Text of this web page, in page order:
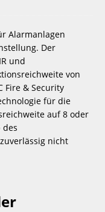
Alarmanlagen
Der
und
von
Fire & Security
für die
auf 8 oder
des
nicht